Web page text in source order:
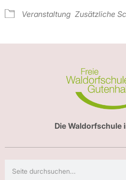
Veranstaltung Zusätzliche
Die Waldorfschule